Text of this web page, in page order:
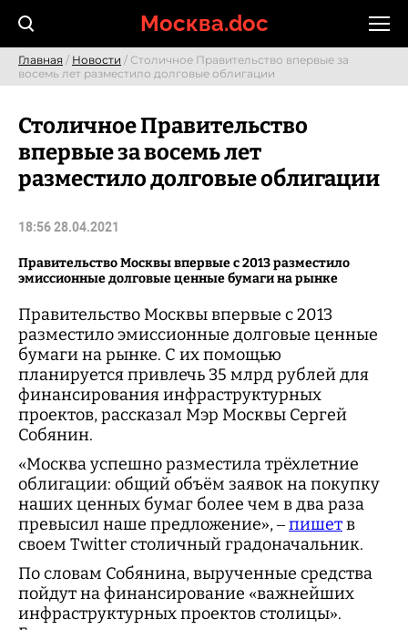
Москва.doc
Главная / Новости / Столичное Правительство впервые за
восемь лет разместило долговые облигации
Столичное Правительство
впервые за восемь лет
разместило долговые облигации
18:56 28.04.2021
Правительство Москвы впервые с 2013 разместило
эмиссионные долговые ценные бумаги на рынке
Правительство Москвы впервые с 2013
разместило эмиссионные долговые ценные
бумаги на рынке. С их помощью
планируется привлечь 35 млрд рублей для
финансирования инфраструктурных
проектов, рассказал Мэр Москвы Сергей
Собянин.
«Москва успешно разместила трёхлетние
облигации: общий объём заявок на покупку
наших ценных бумаг более чем в два раза
превысил наше предложение», –пишетв
своем Twitter столичный градоначальник.
По словам Собянина, вырученные средства
пойдут на финансирование «важнейших
инфраструктурных проектов столицы».